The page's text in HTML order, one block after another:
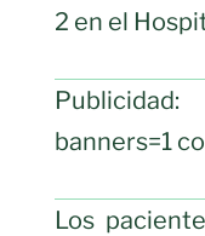
2 en el
Publicidad:
banners=1
Los